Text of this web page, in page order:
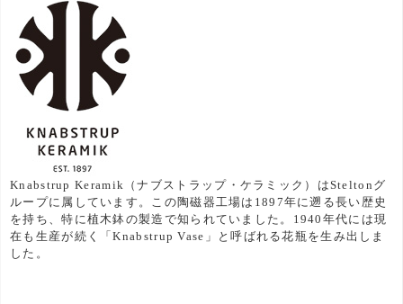
Knabstrup Keramik（ナブストラップ・ケラミック）はSteltonグ
ループに属しています。この陶磁器工場は1897年に遡る長い歴史
を持ち、特に植木鉢の製造で知られていました。1940年代には現
在も生産が続く「Knabstrup Vase」と呼ばれる花瓶を生み出しま
した。